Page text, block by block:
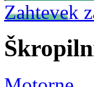
Zahtevek